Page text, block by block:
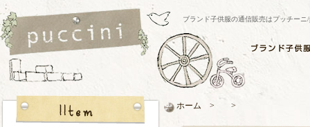
ブランド子供服の通信販売はプッチー
ホーム > >